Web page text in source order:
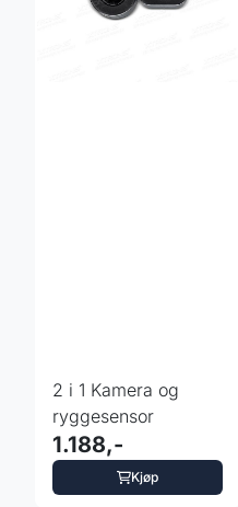
2 i 1 Kamera og
ryggesensor
1.188,-
Kjøp